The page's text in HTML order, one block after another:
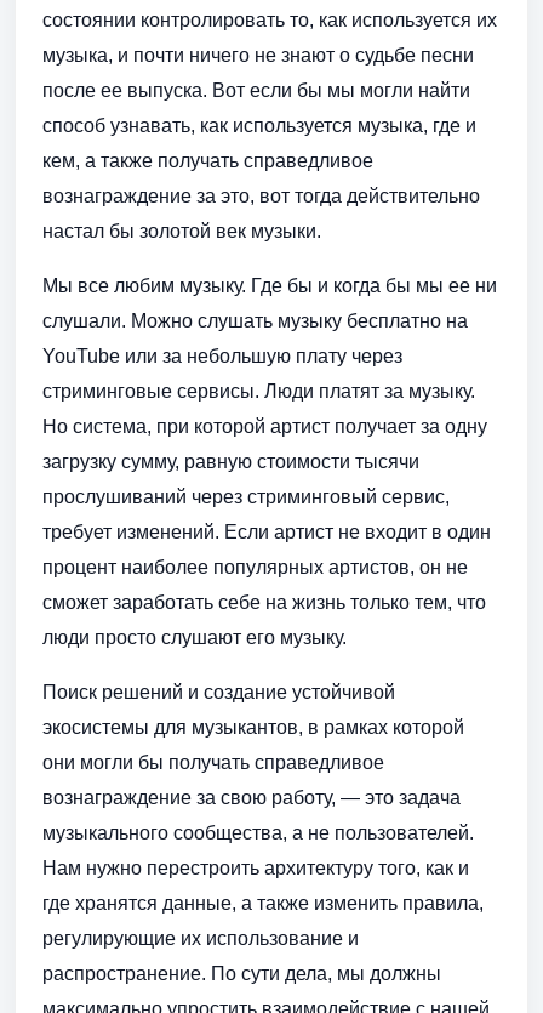
состоянии контролировать то, как используется их
музыка, и почти ничего не знают о судьбе песни
после ее выпуска. Вот если бы мы могли найти
способ узнавать, как используется музыка, где и
кем, а также получать справедливое
вознаграждение за это, вот тогда действительно
настал бы золотой век музыки.
Мы все любим музыку. Где бы и когда бы мы ее ни
слушали. Можно слушать музыку бесплатно на
YouTube или за небольшую плату через
стриминговые сервисы. Люди платят за музыку.
Но система, при которой артист получает за одну
загрузку сумму, равную стоимости тысячи
прослушиваний через стриминговый сервис,
требует изменений. Если артист не входит в один
процент наиболее популярных артистов, он не
сможет заработать себе на жизнь только тем, что
люди просто слушают его музыку.
Поиск решений и создание устойчивой
экосистемы для музыкантов, в рамках которой
они могли бы получать справедливое
вознаграждение за свою работу, — это задача
музыкального сообщества, а не пользователей.
Нам нужно перестроить архитектуру того, как и
где хранятся данные, а также изменить правила,
регулирующие их использование и
распространение. По сути дела, мы должны
максимально упростить взаимодействие с нашей